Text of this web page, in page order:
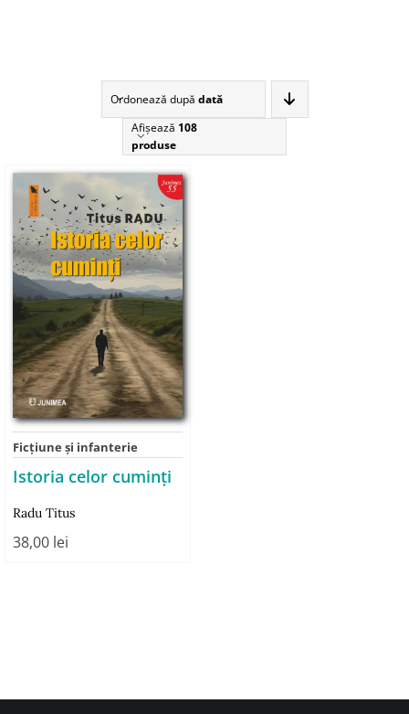
Ordonează după dată
Afişează 108
produse
Ficţiune şi infanterie
Istoria celor cuminți
Radu Titus
38,00 lei